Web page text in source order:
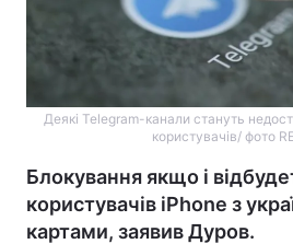
Деякі Telegram-канали стануть
користувачів/ фото
Блокування якщо і
користувачів iPhone з
картами, заявив Дуров.